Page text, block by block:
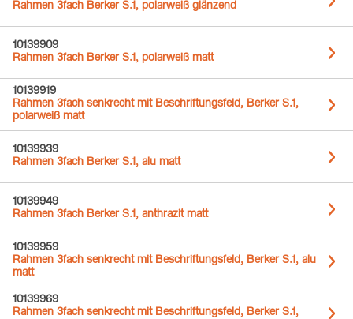
Rahmen 3fach Berker S.1, polarweiß glänzend
10139909
Rahmen 3fach Berker S.1, polarweiß matt
10139919
Rahmen 3fach senkrecht mit Beschriftungsfeld, Berker S.1,
polarweiß matt
10139939
Rahmen 3fach Berker S.1, alu matt
10139949
Rahmen 3fach Berker S.1, anthrazit matt
10139959
Rahmen 3fach senkrecht mit Beschriftungsfeld, Berker S.1, alu
matt
10139969
Rahmen 3fach senkrecht mit Beschriftungsfeld, Berker S.1,